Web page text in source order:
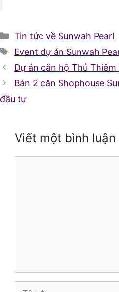
Danh
mục
Tin tức về Sunwah Pearl
Thẻ
Event dự án Sunwah
Dự án căn hộ Thủ Thiêm
Bán 2 căn Shophouse
đầu tư
Viết một bình luận